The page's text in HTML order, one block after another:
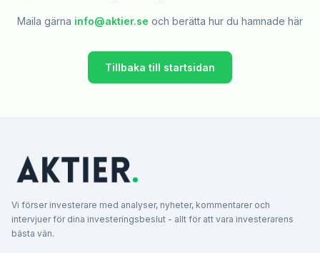
Maila gärna info@aktier.se och berätta hur du hamnade här
Tillbaka till startsidan
Vi förser investerare med analyser, nyheter, kommentarer och
intervjuer för dina investeringsbeslut - allt för att vara investerarens
bästa vän.